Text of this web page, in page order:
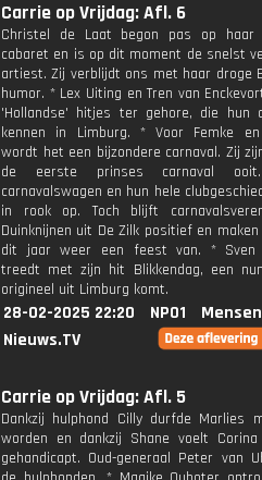
Carrie op Vrijdag: Afl. 6
Christel de Laat begon pas op
cabaret en is op dit moment de snelst
artiest. Zij verblijdt ons met haar droge
humor. * Lex Uiting en Tren van
'Hollandse' hitjes ter gehore, die hun
kennen in Limburg. * Voor Femke en
wordt het een bijzondere carnaval. Zij
de eerste prinses carnaval
carnavalswagen en hun hele
in rook op. Toch blijft
Duinknijnen uit De Zilk positief en
dit jaar weer een feest van. * Sven
treedt met zijn hit Blikkendag, een
origineel uit Limburg komt.
28-02-2025 22:20 NPO1
Nieuws.TV
Carrie op Vrijdag: Afl. 5
Dankzij hulphond Cilly durfde Marlies
worden en dankzij Shane voelt
gehandicapt. Oud-generaal Peter van